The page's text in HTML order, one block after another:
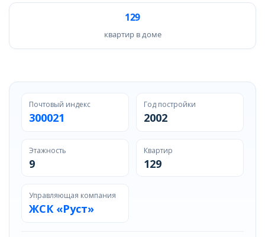
129
квартир в доме
Почтовый индекс
300021
Год постройки
2002
Этажность
9
Квартир
129
Управляющая компания
ЖСК «Руст»